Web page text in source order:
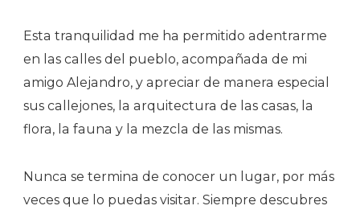
Esta tranquilidad me ha permitido adentrarme
en las calles del pueblo, acompañada de mi
amigo Alejandro, y apreciar de manera especial
sus callejones, la arquitectura de las casas, la
flora, la fauna y la mezcla de las mismas.
Nunca se termina de conocer un lugar, por más
veces que lo puedas visitar. Siempre descubres